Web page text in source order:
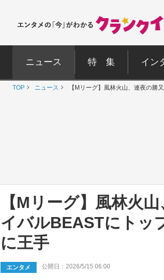
ニュース 特 集 イン
TOP ニュース 【Mリーグ】風林火山、連夜の
【Mリーグ】風林火
イバルBEASTにトッ
に王手
エンタメ 公開日：2026/5/15 06:00